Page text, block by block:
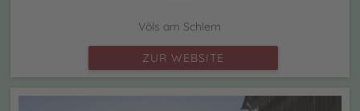
Völs am Schlern
ZUR WEBSITE